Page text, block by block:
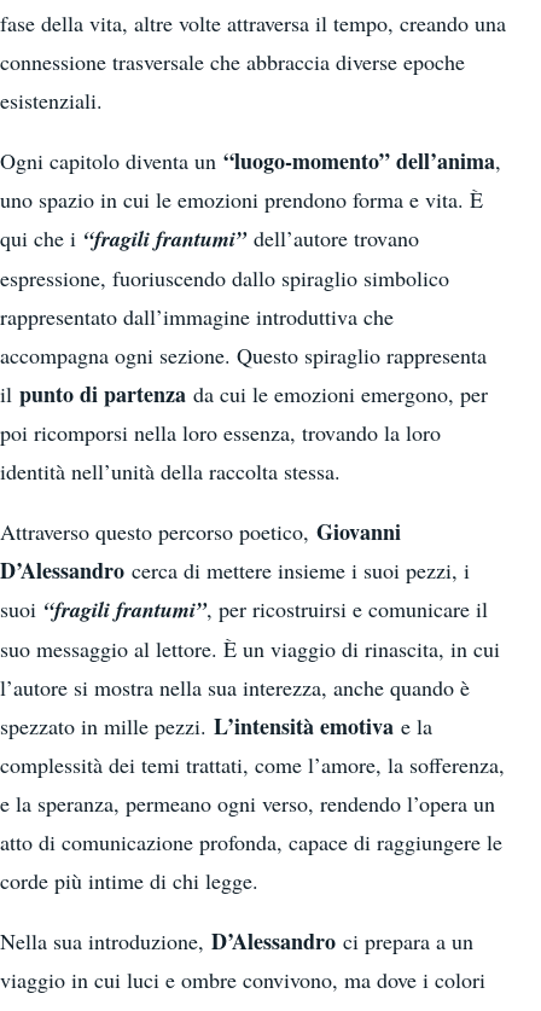
fase della vita, altre volte attraversa il tempo, creando una
connessione trasversale che abbraccia diverse epoche
esistenziali.
Ogni capitolo diventa un “luogo-momento” dell’anima,
uno spazio in cui le emozioni prendono forma e vita. È
qui che i “fragili frantumi”dell’autore trovano
espressione, fuoriuscendo dallo spiraglio simbolico
rappresentato dall’immagine introduttiva che
accompagna ogni sezione. Questo spiraglio rappresenta
il punto di partenza da cui le emozioni emergono, per
poi ricomporsi nella loro essenza, trovando la loro
identità nell’unità della raccolta stessa.
Attraverso questo percorso poetico, Giovanni
D’Alessandro cerca di mettere insieme i suoi pezzi, i
suoi “fragili frantumi”, per ricostruirsi e comunicare il
suo messaggio al lettore. È un viaggio di rinascita, in cui
l’autore si mostra nella sua interezza, anche quando è
spezzato in mille pezzi. L’intensità emotiva e la
complessità dei temi trattati, come l’amore, la sofferenza,
e la speranza, permeano ogni verso, rendendo l’opera un
atto di comunicazione profonda, capace di raggiungere le
corde più intime di chi legge.
Nella sua introduzione, D’Alessandro ci prepara a un
viaggio in cui luci e ombre convivono, ma dove i colori